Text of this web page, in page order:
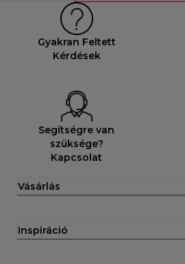
Gyakran Feltett
Kérdések
Segítségre van
szüksége?
Kapcsolat
Vásárlás
Inspiráció